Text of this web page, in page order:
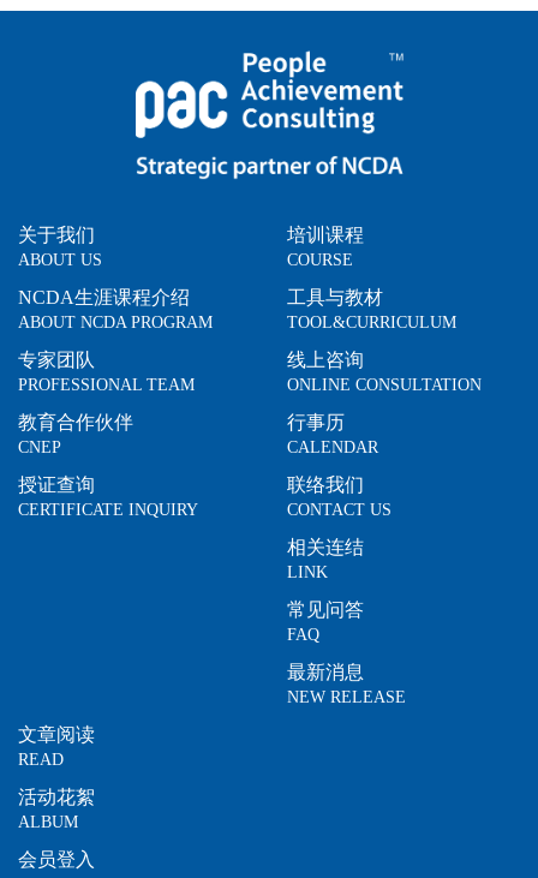
关于我们
ABOUT US
NCDA生涯课程介绍
ABOUT NCDA PROGRAM
专家团队
PROFESSIONAL TEAM
教育合作伙伴
CNEP
授证查询
CERTIFICATE INQUIRY
培训课程
COURSE
工具与教材
TOOL&CURRICULUM
线上咨询
ONLINE CONSULTATION
行事历
CALENDAR
联络我们
CONTACT US
相关连结
LINK
常见问答
FAQ
最新消息
NEW RELEASE
文章阅读
READ
活动花絮
ALBUM
会员登入